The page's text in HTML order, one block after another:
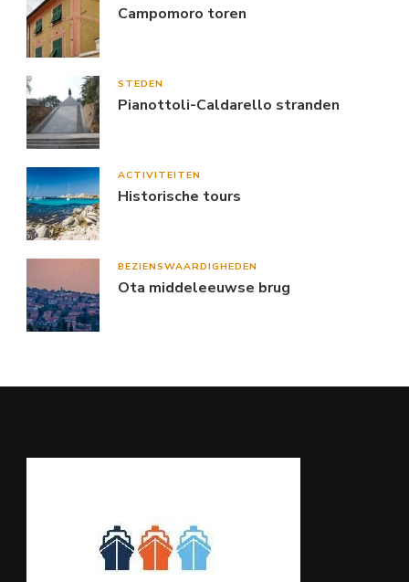
Campomoro toren
STEDEN
Pianottoli-Caldarello stranden
ACTIVITEITEN
Historische tours
BEZIENSWAARDIGHEDEN
Ota middeleeuwse brug